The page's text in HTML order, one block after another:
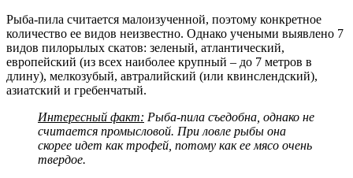
Рыба-пила считается малоизученной, поэтому конкретное
количество ее видов неизвестно. Однако учеными выявлено 7
видов пилорылых скатов: зеленый, атлантический,
европейский (из всех наиболее крупный – до 7 метров в
длину), мелкозубый, автралийский (или квинслендский),
азиатский и гребенчатый.
Интересный факт: Рыба-пила съедобна, однако не
считается промысловой. При ловле рыбы она
скорее идет как трофей, потому как ее мясо очень
твердое.